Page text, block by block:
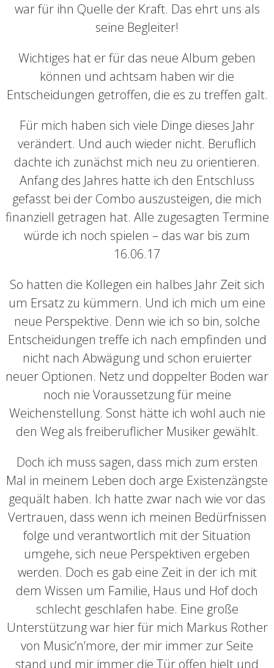
war für ihn Quelle der Kraft. Das ehrt uns als
seine Begleiter!
Wichtiges hat er für das neue Album geben
können und achtsam haben wir die
Entscheidungen getroffen, die es zu treffen galt.
Für mich haben sich viele Dinge dieses Jahr
verändert. Und auch wieder nicht. Beruflich
dachte ich zunächst mich neu zu orientieren.
Anfang des Jahres hatte ich den Entschluss
gefasst bei der Combo auszusteigen, die mich
finanziell getragen hat. Alle zugesagten Termine
würde ich noch spielen – das war bis zum
16.06.17
So hatten die Kollegen ein halbes Jahr Zeit sich
um Ersatz zu kümmern. Und ich mich um eine
neue Perspektive. Denn wie ich so bin, solche
Entscheidungen treffe ich nach empfinden und
nicht nach Abwägung und schon eruierter
neuer Optionen. Netz und doppelter Boden war
noch nie Voraussetzung für meine
Weichenstellung. Sonst hätte ich wohl auch nie
den Weg als freiberuflicher Musiker gewählt.
Doch ich muss sagen, dass mich zum ersten
Mal in meinem Leben doch arge Existenzängste
gequält haben. Ich hatte zwar nach wie vor das
Vertrauen, dass wenn ich meinen Bedürfnissen
folge und verantwortlich mit der Situation
umgehe, sich neue Perspektiven ergeben
werden. Doch es gab eine Zeit in der ich mit
dem Wissen um Familie, Haus und Hof doch
schlecht geschlafen habe. Eine große
Unterstützung war hier für mich Markus Rother
von Music’n’more, der mir immer zur Seite
stand und mir immer die Tür offen hielt und